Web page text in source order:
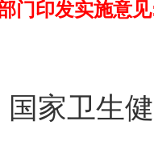
门印发实施意
卫生健